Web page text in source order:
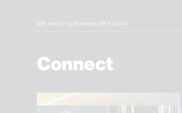
SVE VIJESTI IZ RUBRIKE SPOTLIGHT
Connect